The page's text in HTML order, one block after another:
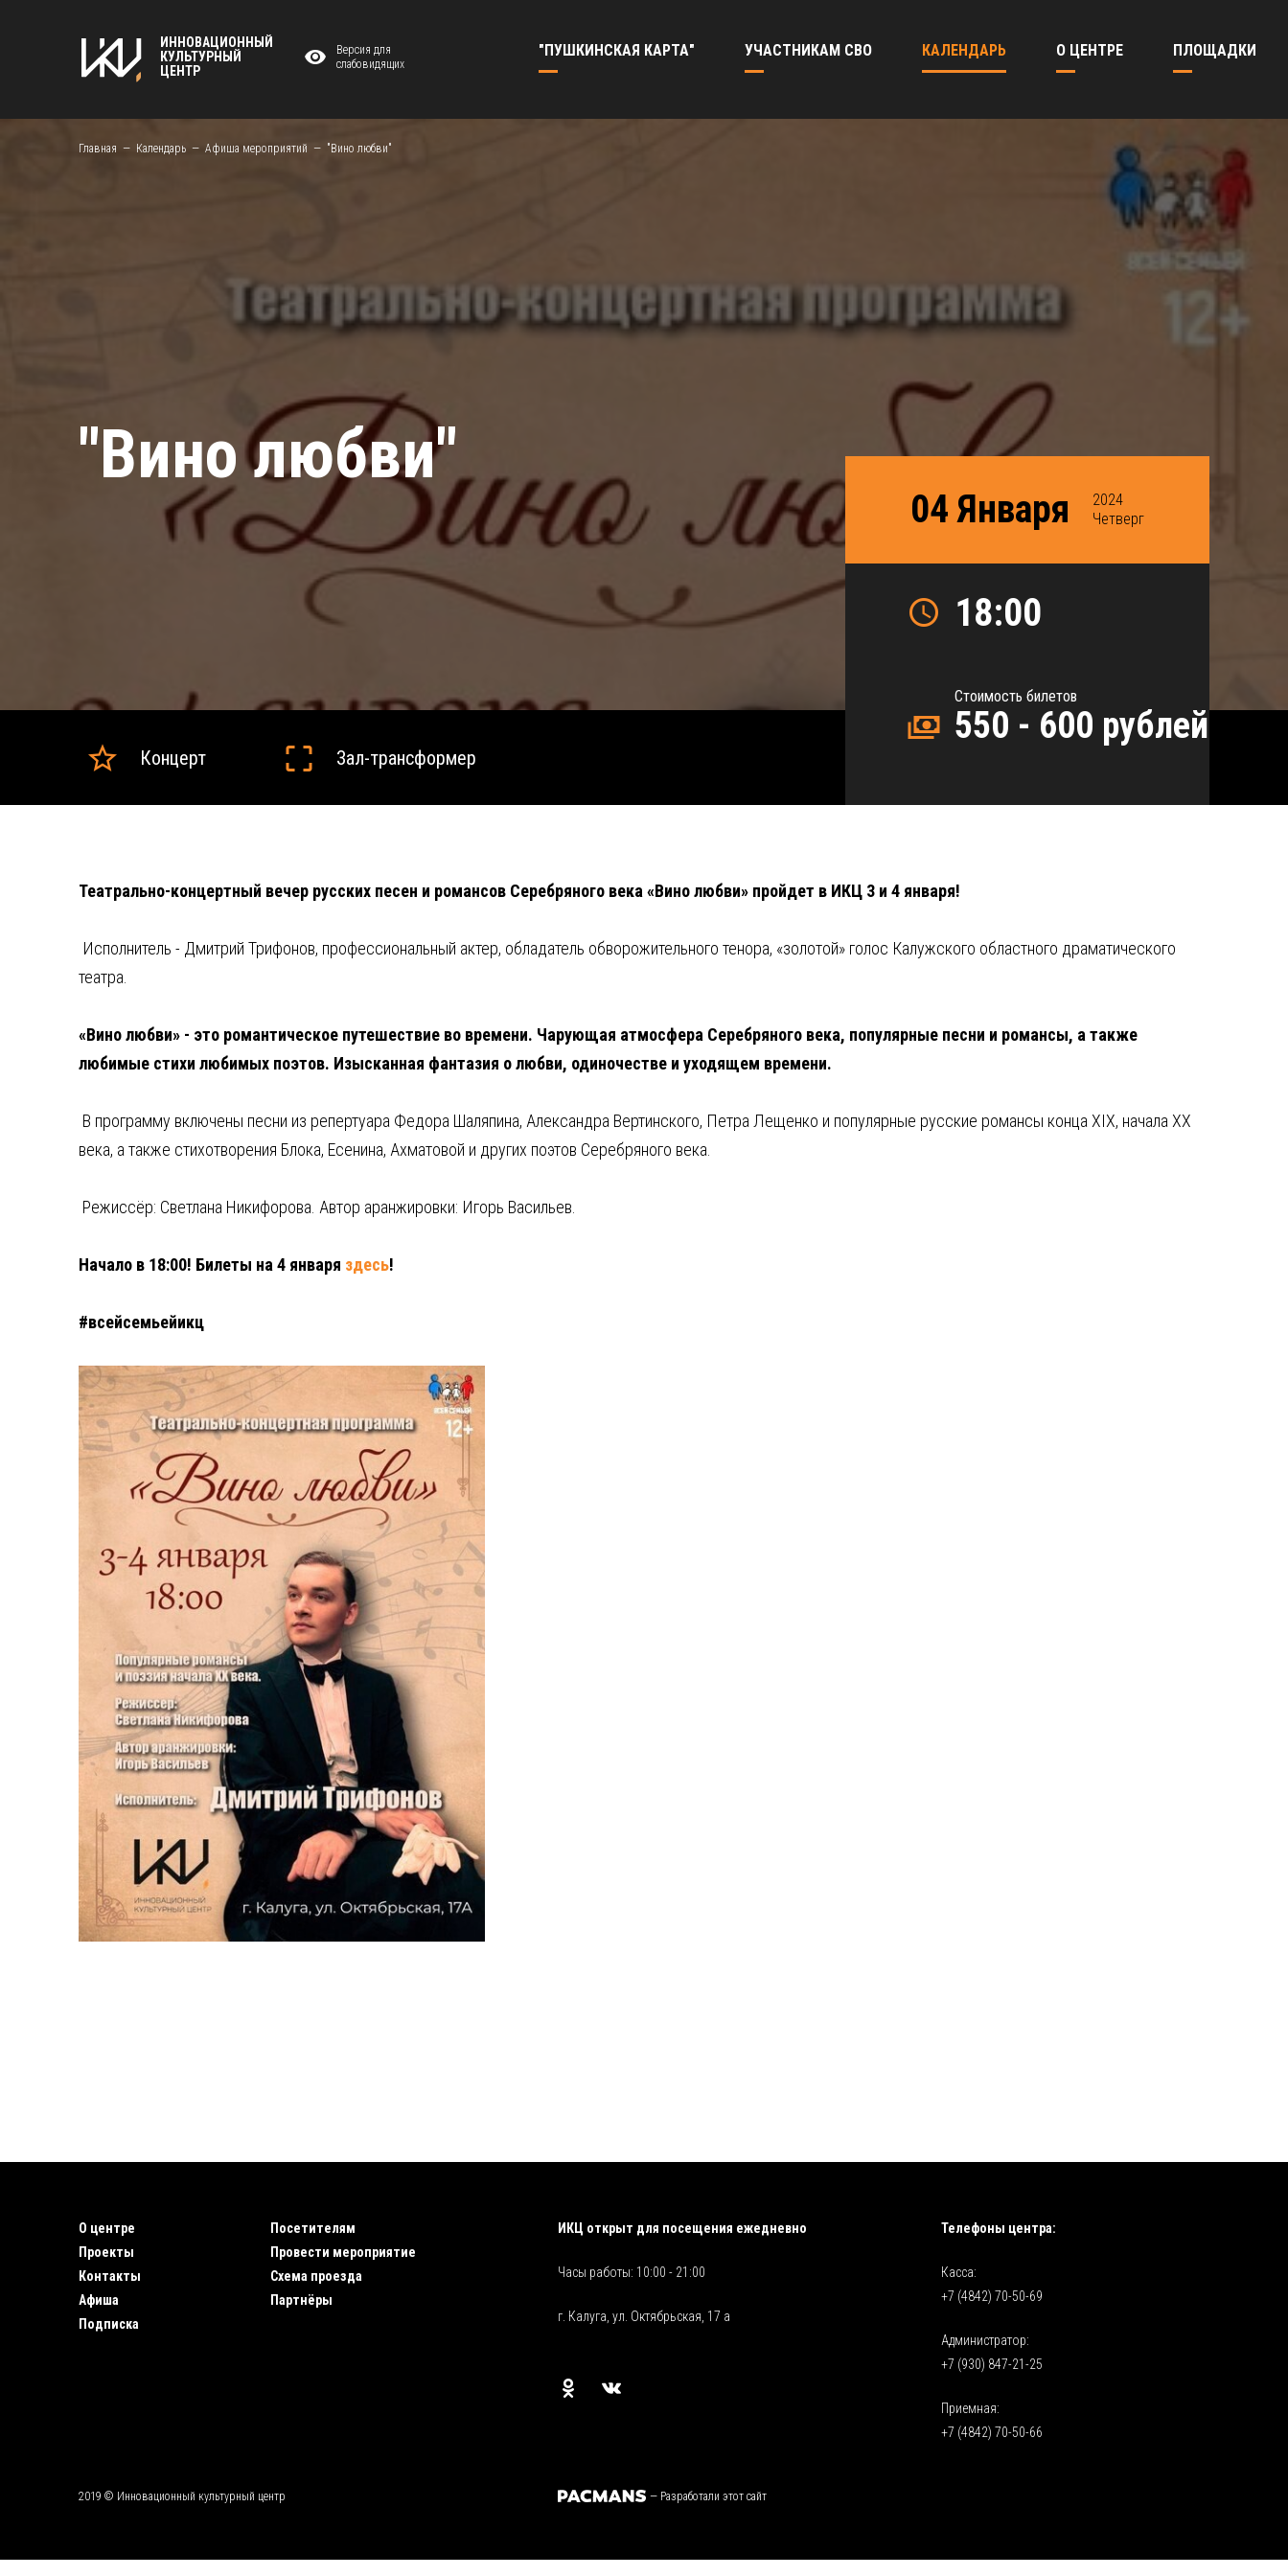
ИННОВАЦИОННЫЙ
КУЛЬТУРНЫЙ
ЦЕНТР
Версия для
слабовидящих
"ПУШКИНСКАЯ КАРТА" УЧАСТНИКАМ СВО КАЛЕНДАРЬ О ЦЕНТРЕ ПЛОЩАДКИ
Главная Календарь Афиша мероприятий "Вино любви"
"Вино любви"
04 Января
2024
Четверг
18:00
Стоимость билетов
550 - 600 рублей
Концерт Зал-трансформер
Театрально-концертный вечер русских песен и романсов Серебряного века «Вино любви» пройдет в ИКЦ 3 и 4 января!
Исполнитель - Дмитрий Трифонов, профессиональный актер, обладатель обворожительного тенора, «золотой» голос Калужского областного драматического
театра.
«Вино любви» - это романтическое путешествие во времени. Чарующая атмосфера Серебряного века, популярные песни и романсы, а также
любимые стихи любимых поэтов. Изысканная фантазия о любви, одиночестве и уходящем времени.
В программу включены песни из репертуара Федора Шаляпина, Александра Вертинского, Петра Лещенко и популярные русские романсы конца XIX, начала XX
века, а также стихотворения Блока, Есенина, Ахматовой и других поэтов Серебряного века.
Режиссёр: Светлана Никифорова. Автор аранжировки: Игорь Васильев.
Начало в 18:00! Билеты на 4 января здесь!
#всейсемьейикц
О центре
Проекты
Контакты
Афиша
Подписка
Посетителям
Провести мероприятие
Схема проезда
Партнёры
ИКЦ открыт для посещения ежедневно
Часы работы: 10:00 - 21:00
г. Калуга, ул. Октябрьская, 17 а
Телефоны центра:
Касса:
+7 (4842) 70-50-69
Администратор:
+7 (930) 847-21-25
Приемная:
+7 (4842) 70-50-66
2019 © Инновационный культурный центр — Разработали этот сайт